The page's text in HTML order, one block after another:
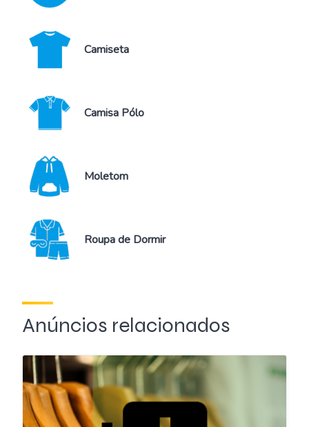
Camiseta
Camisa Pólo
Moletom
Roupa de Dormir
Anúncios relacionados